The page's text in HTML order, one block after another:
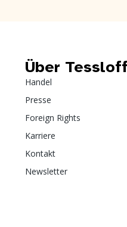
Über Tessloff
Handel
Presse
Foreign Rights
Karriere
Kontakt
Newsletter